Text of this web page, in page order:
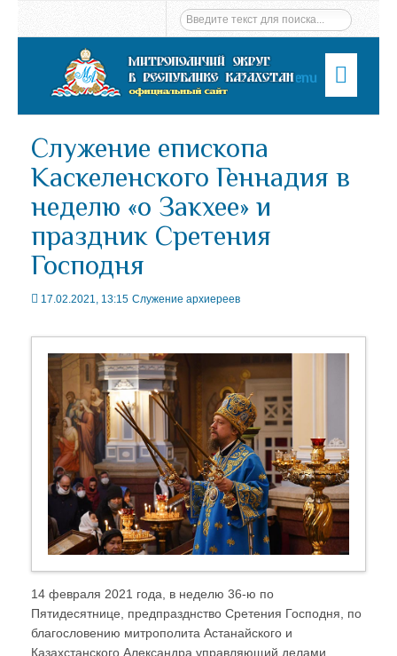
Menu
Служение епископа
Каскеленского Геннадия в
неделю «о Закхее» и
праздник Сретения
Господня
17.02.2021, 13:15 Служение архиереев
14 февраля 2021 года, в неделю 36-ю по
Пятидесятнице, предпразднство Сретения Господня, по
благословению митрополита Астанайского и
Казахстанского Александра управляющий делами